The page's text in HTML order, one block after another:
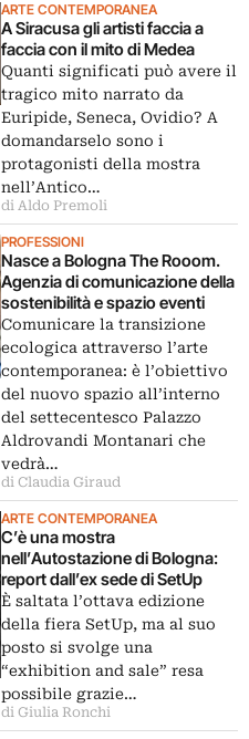
ARTE CONTEMPORANEA
A Siracusa gli artisti faccia a
faccia con il mito di Medea
Quanti significati può avere il
tragico mito narrato da
Euripide, Seneca, Ovidio? A
domandarselo sono i
protagonisti della mostra
nell’Antico…
di Aldo Premoli
PROFESSIONI
Nasce a Bologna The Rooom.
Agenzia di comunicazione della
sostenibilità e spazio eventi
Comunicare la transizione
ecologica attraverso l’arte
contemporanea: è l’obiettivo
del nuovo spazio all’interno
del settecentesco Palazzo
Aldrovandi Montanari che
vedrà…
di Claudia Giraud
ARTE CONTEMPORANEA
C’è una mostra
nell’Autostazione di Bologna:
report dall’ex sede di SetUp
È saltata l’ottava edizione
della fiera SetUp, ma al suo
posto si svolge una
“exhibition and sale” resa
possibile grazie…
di Giulia Ronchi